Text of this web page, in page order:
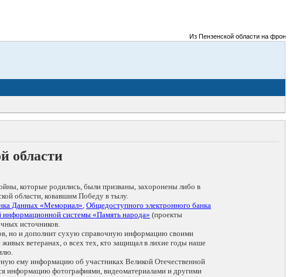
Из Пензенской области на фронты
области
которые родились, были призваны, захоронены либо в
области, ковавшим Победу в тылу.
Данных «Мемориал», Общедоступного электронного банка
информационной системы «Память народа» (проекты
источников.
но и дополнит сухую справочную информацию своими
ветеранах, о всех тех, кто защищал в лихие годы наше
ему информацию об участниках Великой Отечественной
информацию фотографиями, видеоматериалами и другими